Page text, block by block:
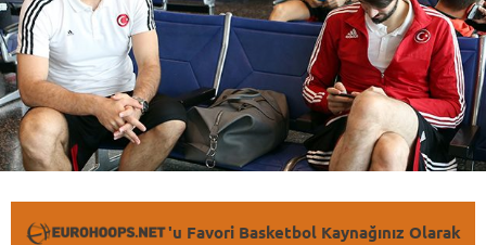
'u Favori Basketbol Kaynağınız Olarak